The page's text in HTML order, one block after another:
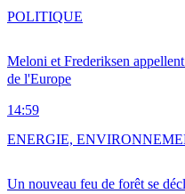
Meloni et Frederiksen
de l'Europe
14:59
POLITIQUE
Un nouveau feu de forêt se
ENERGIE,